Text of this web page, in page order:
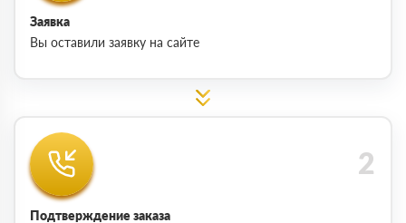
Заявка
Вы оставили заявку на сайте
Подтверждение заказа